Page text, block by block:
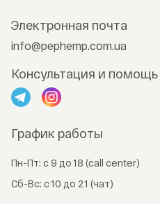
Электронная почта
info@pephemp.com.ua
Консультация и помощь
График работы
Пн-Пт: с 9 до 18 (call center)
Сб-Вс: с 10 до 21 (чат)